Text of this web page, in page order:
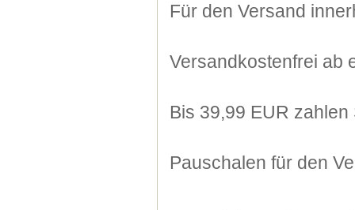
Für den Versand
Versandkostenfrei ab
Bis 39,99 EUR
Pauschalen für den